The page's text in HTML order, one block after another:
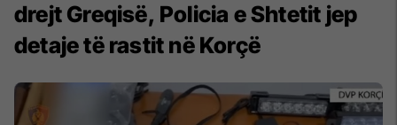
drejt Greqisë, Policia e Shtetit jep
detaje të rastit në Korçë